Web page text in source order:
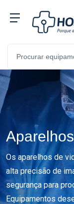
Os aparelhos de
alta precisão de
segurança para
Equipamentos